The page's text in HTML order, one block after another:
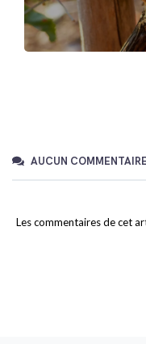
AUCUN COMMENTAIRE
Les commentaires de cet